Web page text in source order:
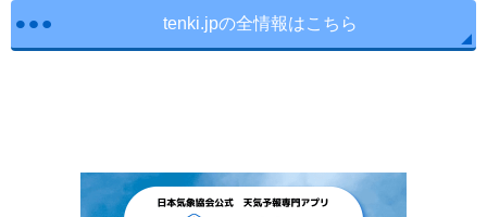
tenki.jpの全情報はこちら